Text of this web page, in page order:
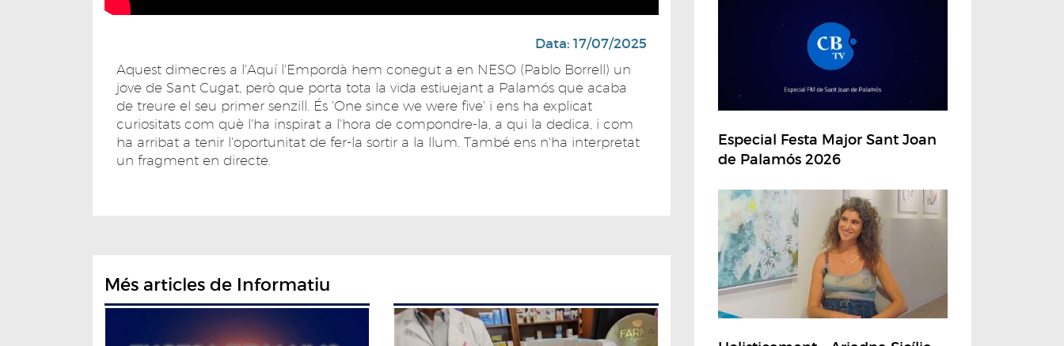
Data: 17/07/2025
Aquest dimecres a l'Aquí l'Empordà hem conegut a en NESO (Pablo Borrell) un
jove de Sant Cugat, però que porta tota la vida estiuejant a Palamós que acaba
de treure el seu primer senzill. És 'One since we were five' i ens ha explicat
curiositats com què l'ha inspirat a l'hora de compondre-la, a qui la dedica, i com
ha arribat a tenir l'oportunitat de fer-la sortir a la llum. També ens n'ha interpretat
un fragment en directe.
Més articles de Informatiu
Especial Festa Major Sant Joan
de Palamós 2026